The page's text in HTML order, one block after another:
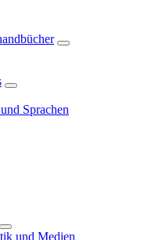
Sprachen
und Medien